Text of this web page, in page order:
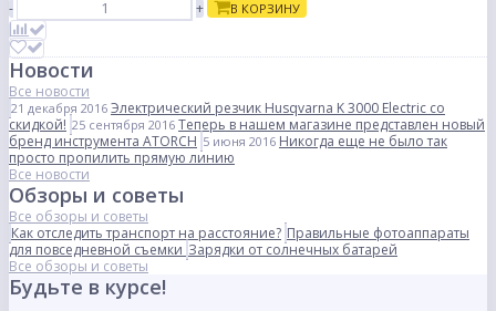
-
+ В КОРЗИНУ
Новости
Все новости
21 декабря 2016 Электрический резчик Husqvarna K 3000 Electric со
скидкой! 25 сентября 2016 Теперь в нашем магазине представлен новый
бренд инструмента ATORCH 5 июня 2016 Никогда еще не было так
просто пропилить прямую линию
Все новости
Обзоры и советы
Все обзоры и советы
Как отследить транспорт на расстояние? Правильные фотоаппараты
для повседневной съемки Зарядки от солнечных батарей
Все обзоры и советы
Будьте в курсе!